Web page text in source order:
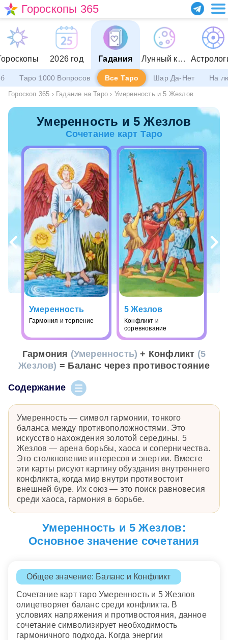
Гороскопы 365
2026 год Гадания Лунный календарь
Таро 1000 Вопросов Все Таро Шар Да-Нет На
Гороскоп 365 › Гадание на Таро › Умеренность и 5 Жезлов
Умеренность и 5 Жезлов
Сочетание карт Таро
Умеренность
Гармония и терпение
5 Жезлов
Конфликт и
соревнование
Гармония (Умеренность) + Конфликт (5
Жезлов) = Баланс через противостояние
Содержание
Умеренность — символ гармонии, тонкого
баланса между противоположностями. Это
искусство нахождения золотой середины. 5
Жезлов — арена борьбы, хаоса и соперничества.
Это столкновение интересов и энергии. Вместе
эти карты рисуют картину обуздания внутреннего
конфликта, когда мир внутри противостоит
внешней буре. Их союз — это поиск равновесия
среди хаоса, гармония в борьбе.
Умеренность и 5 Жезлов:
Основное значение сочетания
Общее значение: Баланс и Конфликт
Сочетание карт таро Умеренность и 5 Жезлов
олицетворяет баланс среди конфликта. В
условиях напряжения и противостояния, данное
сочетание символизирует необходимость
гармоничного подхода. Когда энергии